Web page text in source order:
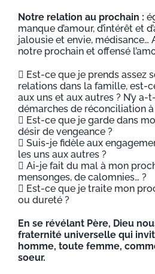
Notre relation au prochain :
manque d’amour, d’intérêt et
jalousie et envie, médisance…
notre prochain et offensé
 Est-ce que je prends assez
relations dans la famille, est-
aux uns et aux autres ? N’y a-
démarches de réconciliation à
 Est-ce que je garde dans
désir de vengeance ?
 Suis-je fidèle aux
les uns aux autres ?
 Ai-je fait du mal à mon
mensonges, de calomnies… ?
 Est-ce que je traite mon
ou dureté ?
En se révélant Père, Dieu
fraternité universelle qui
homme, toute femme,
soeur.